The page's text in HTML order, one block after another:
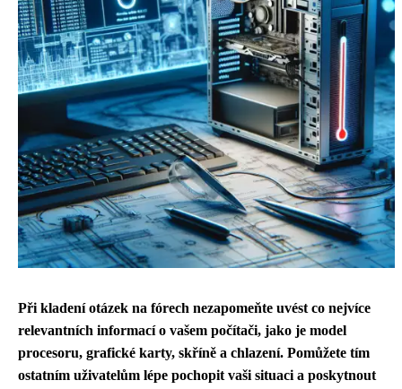
Při kladení otázek na fórech nezapomeňte uvést co nejvíce
relevantních informací o vašem počítači, jako je model
procesoru, grafické karty, skříně a chlazení. Pomůžete tím
ostatním uživatelům lépe pochopit vaši situaci a poskytnout